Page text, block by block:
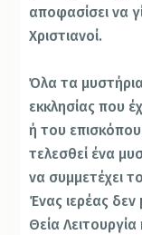
αποφασίσει να
Χριστιανοί.
Όλα τα
εκκλησίας που
ή του
τελεσθεί ένα
να συμμετέχει
Ένας ιερέας
Θεία